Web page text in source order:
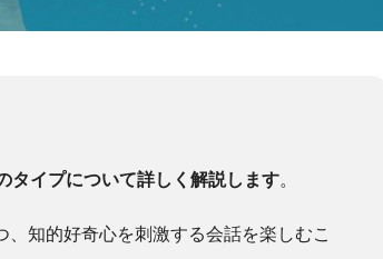
タイプについて詳しく解説します。
知的好奇心を刺激する会話を楽しむこ